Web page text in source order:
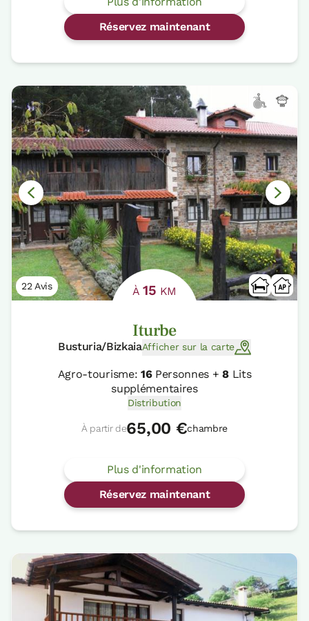
Réservez maintenant
22 Avis À15 KM
Iturbe
Busturia/BizkaiaAfficher sur la carte
Agro-tourisme: 16Personnes +8Lits
supplémentaires
Distribution
À partir de65,00 €chambre
Plus d'information
Réservez maintenant